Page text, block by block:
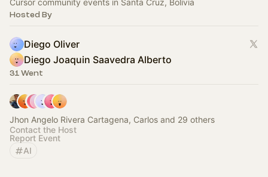
Cursor community events in Santa Cruz, Bolivia
Hosted By
Diego Oliver
Diego Joaquin Saavedra Alberto
31 Went
Jhon Angelo Rivera Cartagena, Carlos and 29 others
Contact the Host
Report Event
AI